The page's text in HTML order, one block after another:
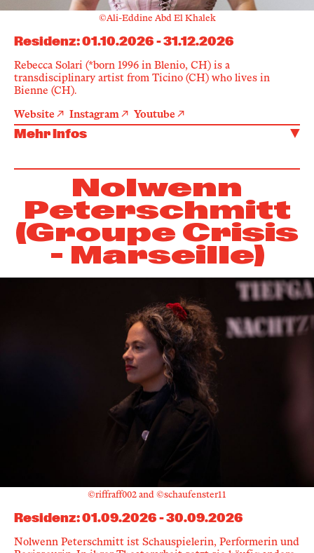
©️Ali-Eddine Abd El Khalek
Residenz:01.10.2026-31.12.2026
Rebecca Solari (*born 1996 in Blenio, CH) is a
transdisciplinary artist from Ticino (CH) who lives in
Bienne (CH).
Website Instagram Youtube
Mehr Infos
Nolwenn
Peterschmitt
(Groupe Crisis
- Marseille)
©riffraff002 and ©schaufenster11
Residenz:01.09.2026-30.09.2026
Nolwenn Peterschmitt ist Schauspielerin, Performerin und